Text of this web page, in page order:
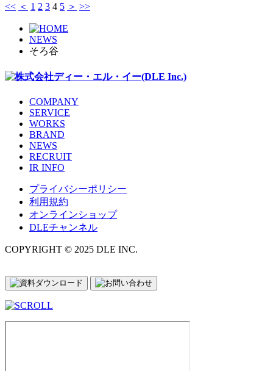
<< ＜ 1 2 3 4 5 ＞ >>
NEWS
そろ谷
COMPANY
SERVICE
WORKS
BRAND
NEWS
RECRUIT
IR INFO
プライバシーポリシー
利用規約
オンラインショップ
DLEチャンネル
COPYRIGHT © 2025 DLE INC.